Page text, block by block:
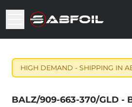
HIGH DEMAND - SHIPPING IN
BALZ/909-663-370/GLD -